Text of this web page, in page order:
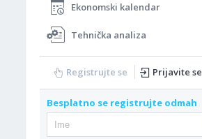
Ekonomski kalendar
Tehnička analiza
Registrujte se Prijavite se
Besplatno se registrujte odmah